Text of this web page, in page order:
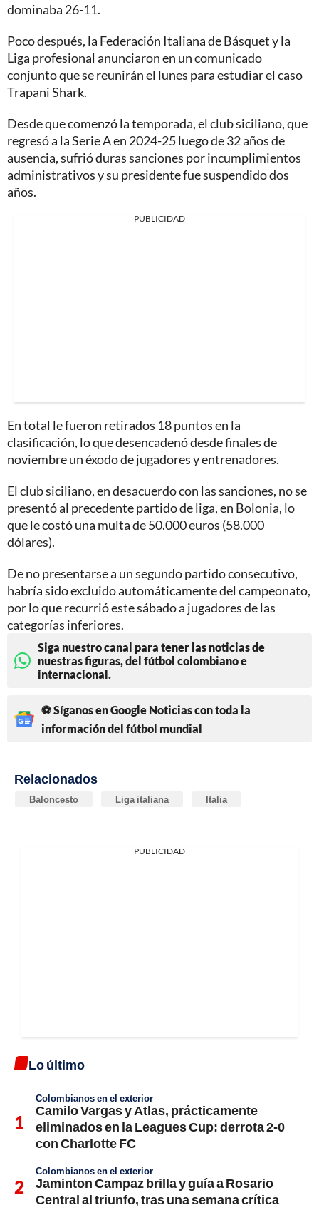
dominaba 26-11.
Poco después, la Federación Italiana de Básquet y la
Liga profesional anunciaron en un comunicado
conjunto que se reunirán el lunes para estudiar el caso
Trapani Shark.
Desde que comenzó la temporada, el club siciliano, que
regresó a la Serie A en 2024-25 luego de 32 años de
ausencia, sufrió duras sanciones por incumplimientos
administrativos y su presidente fue suspendido dos
años.
PUBLICIDAD
En total le fueron retirados 18 puntos en la
clasificación, lo que desencadenó desde finales de
noviembre un éxodo de jugadores y entrenadores.
El club siciliano, en desacuerdo con las sanciones, no se
presentó al precedente partido de liga, en Bolonia, lo
que le costó una multa de 50.000 euros (58.000
dólares).
De no presentarse a un segundo partido consecutivo,
habría sido excluido automáticamente del campeonato,
por lo que recurrió este sábado a jugadores de las
categorías inferiores.
Siga nuestro canal para tener las noticias de
nuestras figuras, del fútbol colombiano e
internacional.
⚽ Síganos en Google Noticias con toda la
información del fútbol mundial
Relacionados
Baloncesto Liga italiana Italia
PUBLICIDAD
Lo último
Colombianos en el exterior
Camilo Vargas y Atlas, prácticamente
eliminados en la Leagues Cup: derrota 2-0
con Charlotte FC
Colombianos en el exterior
Jaminton Campaz brilla y guía a Rosario
Central al triunfo, tras una semana crítica